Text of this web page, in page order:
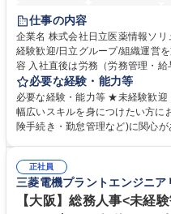
住宅手当あり
育休あり
完全週休2日制 交
仕事の内容
企業名 株式会社日立医薬情報ソリューションズ 求人
経験歓迎/日立グループ/組織運営を支
容 入社直後は労務（労務管理・
任せいたします。将来は総務・採
営を支えるゼネラリストをめざせます。 ・初期業務：労働時
計算、社会保険対応、福利厚生管
します。ご経験に応じて、休職者
幅広く経験を積みたい意欲がある方に最適
務・人事】未経験歓迎/日立グルー
指す
必要な経験・能力等
必要な経験・能力等 ★未経験歓
幅広いスキルを身につけたい方におすすめ！ ■労務管理
険手続き・勤怠管理など)に関心
のご経験 ■労務管理（給与計算・
■衛生管理者の資格をお持ちの方 学歴・資格 学歴：大学院 大学 高専 短大
専修学校 高校 語学力： 資格：
正社員
三菱電機プラントエンジニア
【大阪】総務人事<未経